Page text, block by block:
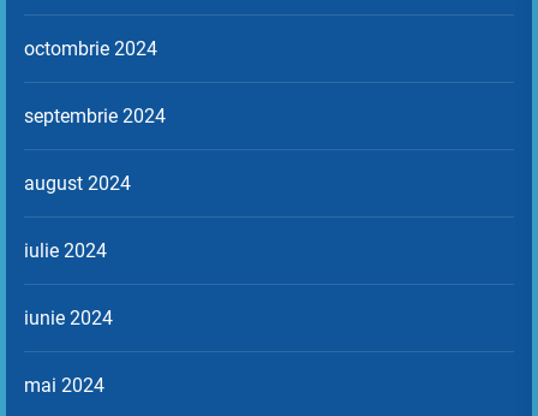
octombrie 2024
septembrie 2024
august 2024
iulie 2024
iunie 2024
mai 2024